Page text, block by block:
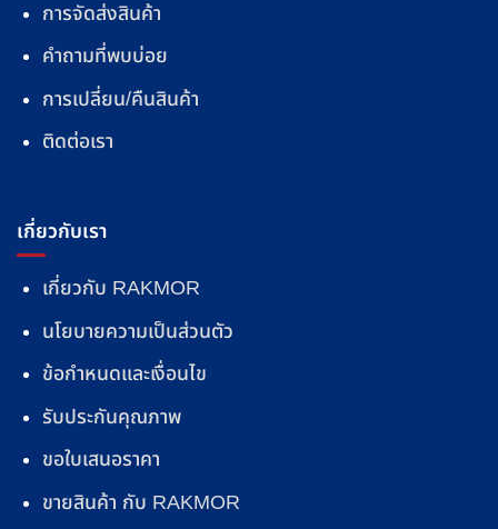
การจัดส่งสินค้า
คำถามที่พบบ่อย
การเปลี่ยน/คืนสินค้า
ติดต่อเรา
เกี่ยวกับเรา
เกี่ยวกับ RAKMOR
นโยบายความเป็นส่วนตัว
ข้อกำหนดและเงื่อนไข
รับประกันคุณภาพ
ขอใบเสนอราคา
ขายสินค้า กับ RAKMOR